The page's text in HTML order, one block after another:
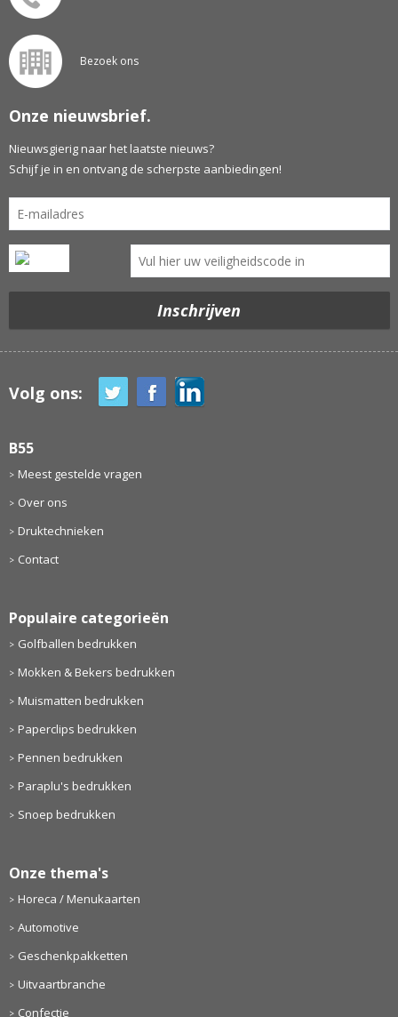
Bezoek ons
Onze nieuwsbrief.
Nieuwsgierig naar het laatste nieuws?
Schijf je in en ontvang de scherpste aanbiedingen!
Volg ons:
B55
Meest gestelde vragen
Over ons
Druktechnieken
Contact
Populaire categorieën
Golfballen bedrukken
Mokken & Bekers bedrukken
Muismatten bedrukken
Paperclips bedrukken
Pennen bedrukken
Paraplu's bedrukken
Snoep bedrukken
Onze thema's
Horeca / Menukaarten
Automotive
Geschenkpakketten
Uitvaartbranche
Confectie